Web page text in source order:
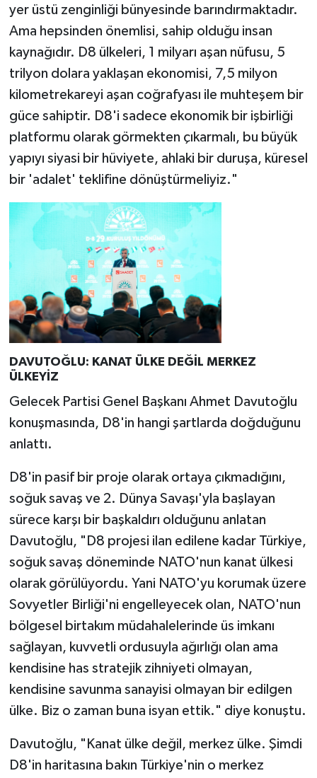
yer üstü zenginliği bünyesinde barındırmaktadır.
Ama hepsinden önemlisi, sahip olduğu insan
kaynağıdır. D8 ülkeleri, 1 milyarı aşan nüfusu, 5
trilyon dolara yaklaşan ekonomisi, 7,5 milyon
kilometrekareyi aşan coğrafyası ile muhteşem bir
güce sahiptir. D8'i sadece ekonomik bir işbirliği
platformu olarak görmekten çıkarmalı, bu büyük
yapıyı siyasi bir hüviyete, ahlaki bir duruşa, küresel
bir 'adalet' teklifine dönüştürmeliyiz."
DAVUTOĞLU: KANAT ÜLKE DEĞİL MERKEZ
ÜLKEYİZ
Gelecek Partisi Genel Başkanı Ahmet Davutoğlu
konuşmasında, D8'in hangi şartlarda doğduğunu
anlattı.
D8'in pasif bir proje olarak ortaya çıkmadığını,
soğuk savaş ve 2. Dünya Savaşı'yla başlayan
sürece karşı bir başkaldırı olduğunu anlatan
Davutoğlu, "D8 projesi ilan edilene kadar Türkiye,
soğuk savaş döneminde NATO'nun kanat ülkesi
olarak görülüyordu. Yani NATO'yu korumak üzere
Sovyetler Birliği'ni engelleyecek olan, NATO'nun
bölgesel birtakım müdahalelerinde üs imkanı
sağlayan, kuvvetli ordusuyla ağırlığı olan ama
kendisine has stratejik zihniyeti olmayan,
kendisine savunma sanayisi olmayan bir edilgen
ülke. Biz o zaman buna isyan ettik." diye konuştu.
Davutoğlu, "Kanat ülke değil, merkez ülke. Şimdi
D8'in haritasına bakın Türkiye'nin o merkez